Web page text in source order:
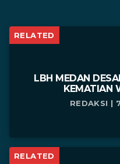
RELATED
LBH MEDAN
KEMATIAN
REDAKSI |
RELATED